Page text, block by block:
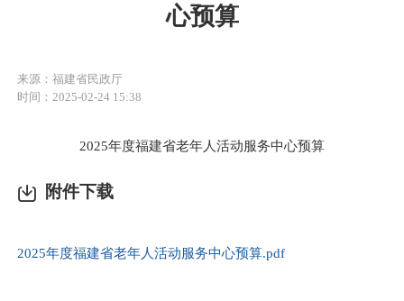
心预算
来源：福建省民政厅
时间：2025-02-24 15:38
2025年度福建省老年人活动服务中心预算
附件下载
2025年度福建省老年人活动服务中心预算.pdf